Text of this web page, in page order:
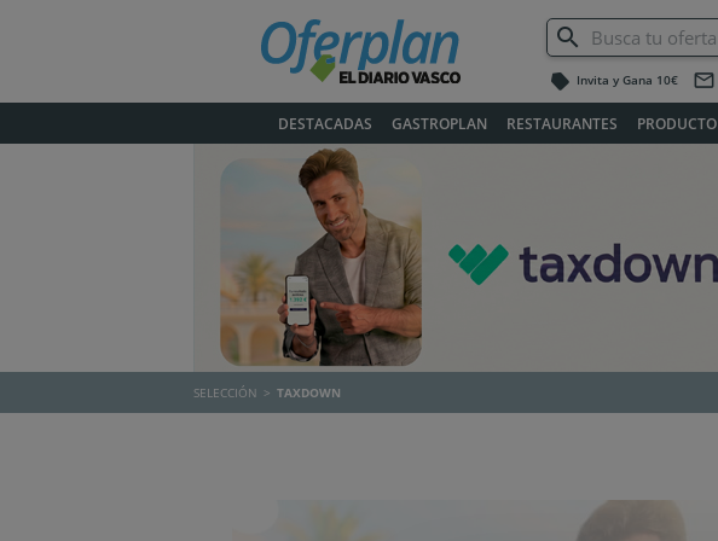
label Invita y Gana 10€ mail_outline
DESTACADAS GASTROPLAN RESTAURANTES PRODUCTO
SELECCIÓN TAXDOWN